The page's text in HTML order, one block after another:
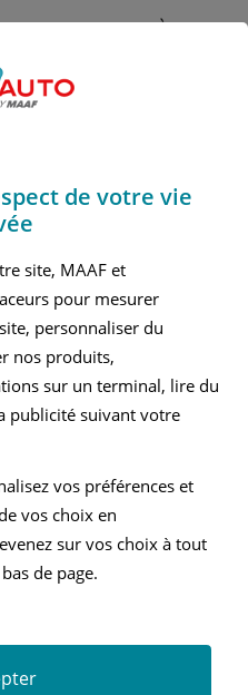
Rechercher À propos
auto MAAF
2 Grand
- 2017)
d'un véhicule
véhicules
avancée
de votre vie
site, MAAF et
pour mesurer
personnaliser du
nos produits,
sur un terminal, lire du
publicité suivant votre
vos préférences et
vos choix en
sur vos choix à tout
de page.